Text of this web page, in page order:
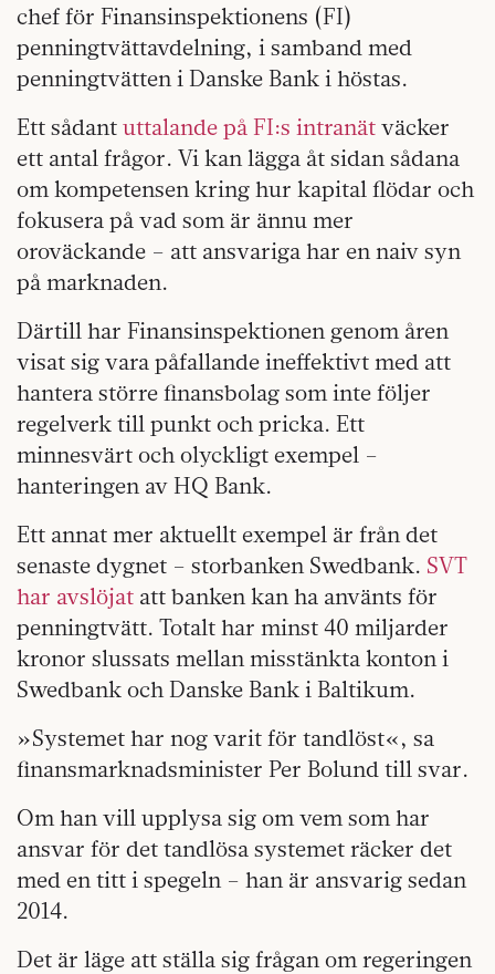
chef för Finansinspektionens (FI)
penningtvättavdelning, i samband med
penningtvätten i Danske Bank i höstas.
Ett sådant uttalande på FI:s intranät väcker
ett antal frågor. Vi kan lägga åt sidan sådana
om kompetensen kring hur kapital flödar och
fokusera på vad som är ännu mer
oroväckande – att ansvariga har en naiv syn
på marknaden.
Därtill har Finansinspektionen genom åren
visat sig vara påfallande ineffektivt med att
hantera större finansbolag som inte följer
regelverk till punkt och pricka. Ett
minnesvärt och olyckligt exempel –
hanteringen av HQ Bank.
Ett annat mer aktuellt exempel är från det
senaste dygnet – storbanken Swedbank. SVT
har avslöjat att banken kan ha använts för
penningtvätt. Totalt har minst 40 miljarder
kronor slussats mellan misstänkta konton i
Swedbank och Danske Bank i Baltikum.
»Systemet har nog varit för tandlöst«, sa
finansmarknadsminister Per Bolund till svar.
Om han vill upplysa sig om vem som har
ansvar för det tandlösa systemet räcker det
med en titt i spegeln – han är ansvarig sedan
2014.
Det är läge att ställa sig frågan om regeringen